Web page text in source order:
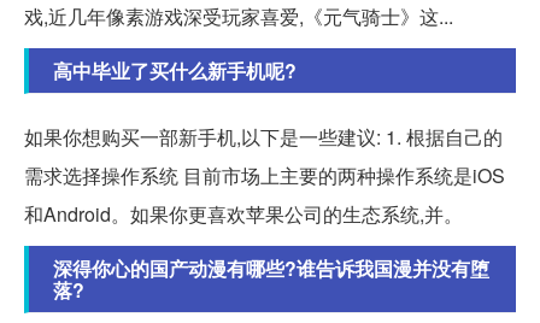
戏,近几年像素游戏深受玩家喜爱,《元气骑士》这...
高中毕业了买什么新手机呢?
如果你想购买一部新手机,以下是一些建议: 1. 根据自己的
需求选择操作系统 目前市场上主要的两种操作系统是iOS
和Android。如果你更喜欢苹果公司的生态系统,并。
深得你心的国产动漫有哪些?谁告诉我国漫并没有堕
落?